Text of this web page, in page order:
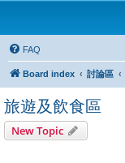
FAQ
Board index 討論區
旅遊及飲食區
New Topic